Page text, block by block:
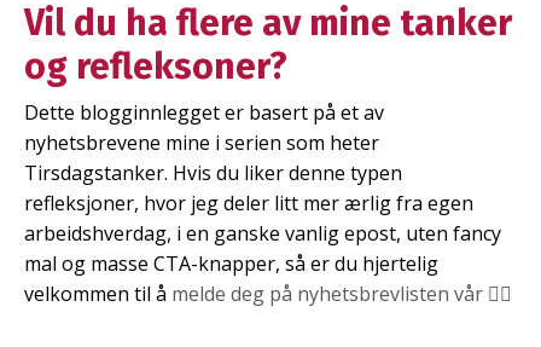
Vil du ha flere av mine tanker
og refleksoner?
Dette blogginnlegget er basert på et av
nyhetsbrevene mine i serien som heter
Tirsdagstanker. Hvis du liker denne typen
refleksjoner, hvor jeg deler litt mer ærlig fra egen
arbeidshverdag, i en ganske vanlig epost, uten fancy
mal og masse CTA-knapper, så er du hjertelig
velkommen til å melde deg på nyhetsbrevlisten vår 👇🏼